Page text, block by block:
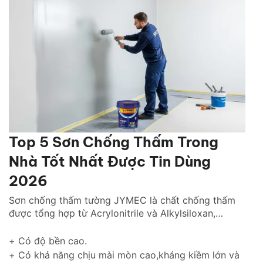
Top 5 Sơn Chống Thấm Trong
Nhà Tốt Nhất Được Tin Dùng
2026
Sơn chống thấm tường JYMEC là chất chống thấm
được tổng hợp từ Acrylonitrile và Alkylsiloxan,
tường ngoài trời gìn giữ và tôn lên vẻ đẹp ngôi nhà
của bạn thách thức với thời gian.
+ Có độ bền cao.
+ Có khả năng chịu mài mòn cao,kháng kiềm lớn và